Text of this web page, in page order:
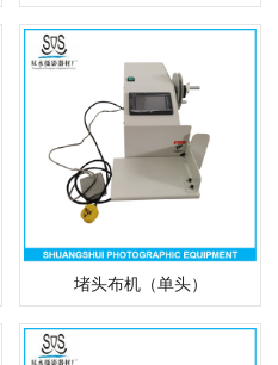
堵头布机（单头）